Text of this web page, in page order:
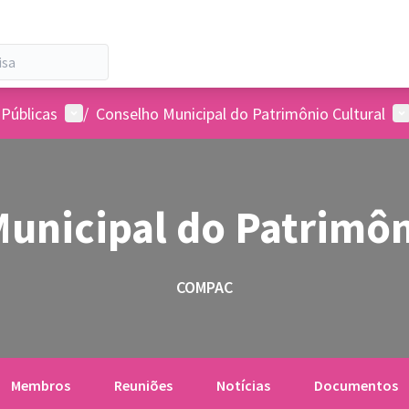
Menu de usuários
/ Conselho Municipal do Patrimônio Cultural
do
COMPAC
Membros Reuniões Notícias Documentos